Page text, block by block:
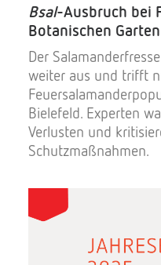
Bsal-Ausbruch bei
Botanischen
Der
weiter aus und trifft
Bielefeld. Experten
Verlusten und
Schutzmaßnahmen.